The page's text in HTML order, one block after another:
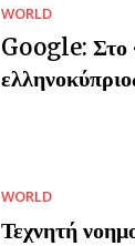
WORLD
Google: Στο
WORLD
Τεχνητή